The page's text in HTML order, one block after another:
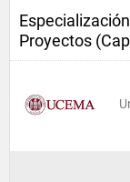
Proyectos